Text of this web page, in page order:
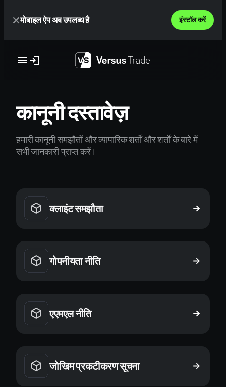
मोबाइल ऐप अब उपलब्ध है इंस्टॉल करें
कानूनी दस्तावेज़
हमारी कानूनी समझौतों और व्यापारिक शर्तों और शर्तों के बारे में
सभी जानकारी प्राप्त करें।
क्लाइंट समझौता
गोपनीयता नीति
एएमएल नीति
जोखिम प्रकटीकरण सूचना